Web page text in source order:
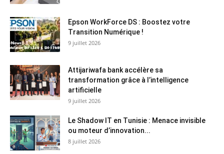
Epson WorkForce DS : Boostez votre
Transition Numérique !
9 juillet 2026
Attijariwafa bank accélère sa
transformation grâce à l’intelligence
artificielle
9 juillet 2026
Le Shadow IT en Tunisie : Menace invisible
ou moteur d’innovation...
8 juillet 2026